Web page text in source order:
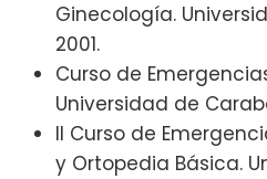
Ginecología.
2001.
Curso de
Universidad de
II Curso de
y Ortopedia Básica.